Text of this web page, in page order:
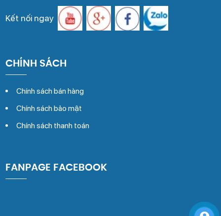
Kết nối ngay
CHÍNH SÁCH
Chính sách bán hàng
Chính sách bảo mật
Chính sách thanh toán
FANPAGE FACEBOOK